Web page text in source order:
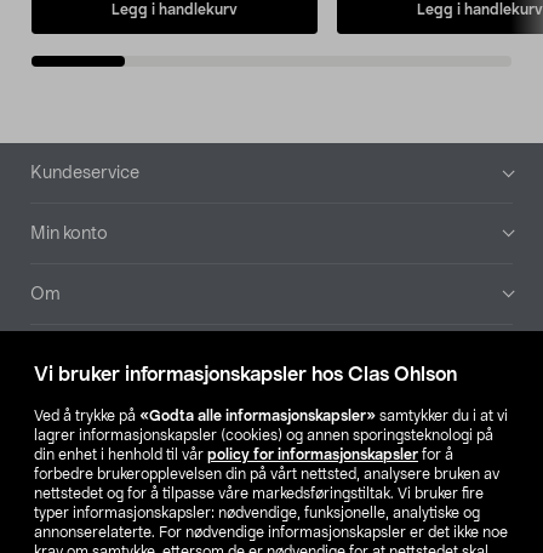
Vi bruker informasjonskapsler hos Clas Ohlson
Ved å trykke på «Godta alle informasjonskapsler» samtykker du i at vi
lagrer informasjonskapsler (cookies) og annen sporingsteknologi på
din enhet i henhold til vår policy for informasjonskapsler for å
forbedre brukeropplevelsen din på vårt nettsted, analysere bruken av
nettstedet og for å tilpasse våre markedsføringstiltak. Vi bruker fire
typer informasjonskapsler: nødvendige, funksjonelle, analytiske og
annonserelaterte. For nødvendige informasjonskapsler er det ikke noe
Legg i handlekurv Legg i handlekurv
Bunntekst
Kundeservice
Min konto
Om
Våre selskaper
Finn din butikk
SE NO FI